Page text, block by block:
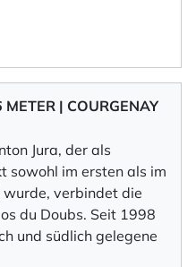
| COURGENAY
Jura, der als
sowohl im ersten als im
verbindet die
du Doubs. Seit 1998
und südlich gelegene